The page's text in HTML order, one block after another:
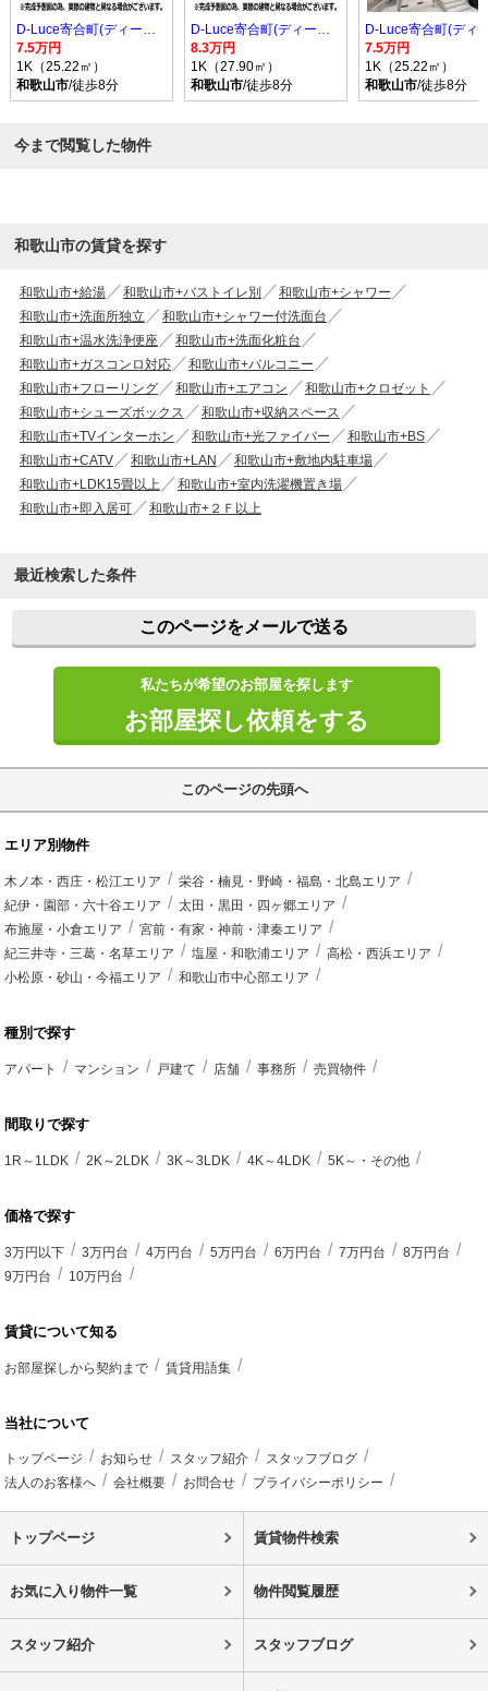
D-Luce寄合町(ディールーチェヨリアイマチ)
7.5万円
1K（25.22㎡）
和歌山市/徒歩8分
D-Luce寄合町(ディールーチェヨリアイマチ)
8.3万円
1K（27.90㎡）
和歌山市/徒歩8分
7.5万円
1K（25.22㎡）
和歌山市/徒歩8分
今まで閲覧した物件
和歌山市の賃貸を探す
和歌山市+給湯 和歌山市+バストイレ別
和歌山市+シャワー
和歌山市+洗面所独立
和歌山市+シャワー付洗面台
和歌山市+温水洗浄便座
和歌山市+洗面化粧台
和歌山市+ガスコンロ対応
和歌山市+バルコニー
和歌山市+フローリング
和歌山市+エアコン
和歌山市+クロゼット
和歌山市+シューズボックス
和歌山市+収納スペース
和歌山市+TVインターホン
和歌山市+光ファイバー
和歌山市+BS
和歌山市+CATV
和歌山市+LAN
和歌山市+敷地内駐車場
和歌山市+LDK15畳以上
和歌山市+室内洗濯機置き場
和歌山市+即入居可
和歌山市+２Ｆ以上
最近検索した条件
このページをメールで送る
私たちが希望のお部屋を探します
お部屋探し依頼をする
このページの先頭へ
エリア別物件
木ノ本・西庄・松江エリア
栄谷・楠見・野崎・福島・北島エリア
紀伊・園部・六十谷エリア
太田・黒田・四ヶ郷エリア
布施屋・小倉エリア
宮前・有家・神前・津秦エリア
紀三井寺・三葛・名草エリア
塩屋・和歌浦エリア
高松・西浜エリア
小松原・砂山・今福エリア
和歌山市中心部エリア
種別で探す
アパート マンション 戸建て 店舗 事務所 売買物件
間取りで探す
1R～1LDK 2K～2LDK 3K～3LDK 4K～4LDK 5K～・その他
価格で探す
3万円以下 3万円台 4万円台 5万円台 6万円台 7万円台
8万円台
9万円台
10万円台
賃貸について知る
お部屋探しから契約まで 賃貸用語集
当社について
トップページ お知らせ スタッフ紹介
スタッフブログ
法人のお客様へ
会社概要 お問合せ プライバシーポリシー
トップページ 賃貸物件検索
お気に入り物件一覧 物件閲覧履歴
スタッフ紹介 スタッフブログ